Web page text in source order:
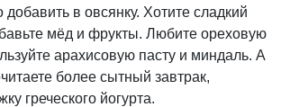
добавить в овсянку. Хотите сладкий
мёд и фрукты. Любите ореховую
арахисовую пасту и миндаль. А
более сытный завтрак,
греческого йогурта.